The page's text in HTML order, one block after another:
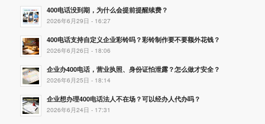
400电话没到期，为什么会提前提醒续费？
2026年6月29日 - 16:27
400电话支持自定义企业彩铃吗？彩铃制作要不要额外花钱？
2026年6月26日 - 18:06
企业办400电话，营业执照、身份证怕泄露？怎么做才安全？
2026年6月25日 - 18:14
企业想办理400电话法人不在场？可以经办人代办吗？
2026年6月24日 - 17:31